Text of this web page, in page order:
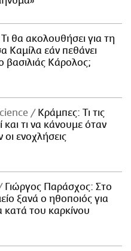
θα ακολουθήσει για τη
Καμίλα εάν πεθάνει
βασιλιάς Κάρολος;
Κράμπες: Τι τις
και τι να κάνουμε όταν
οι ενοχλήσεις
Γιώργος Παράσχος: Στο
ξανά ο ηθοποιός για
κατά του καρκίνου